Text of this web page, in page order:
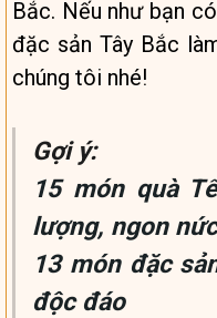
Bắc. Nếu như bạn
đặc sản Tây Bắc
chúng tôi nhé!
Gợi ý:
15 món quà
lượng, ngon
13 món đặc
độc đáo